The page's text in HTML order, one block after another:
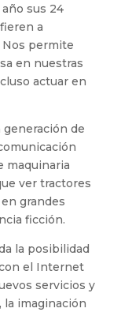
sus 24
a
Nos permite
en nuestras
actuar en
generación de
maquinaria
ver tractores
grandes
ficción.
la posibilidad
el Internet
servicios y
imaginación